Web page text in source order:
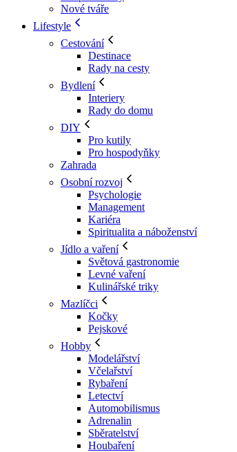
Nové tváře
Lifestyle
Cestování
Destinace
Rady na cesty
Bydlení
Interiery
Rady do domu
DIY
Pro kutily
Pro hospodyňky
Zahrada
Osobní rozvoj
Psychologie
Management
Kariéra
Spiritualita a náboženství
Jídlo a vaření
Světová gastronomie
Levné vaření
Kulinářské triky
Mazlíčci
Kočky
Pejskové
Hobby
Modelářství
Včelařství
Rybaření
Letectví
Automobilismus
Adrenalin
Sběratelství
Houbaření